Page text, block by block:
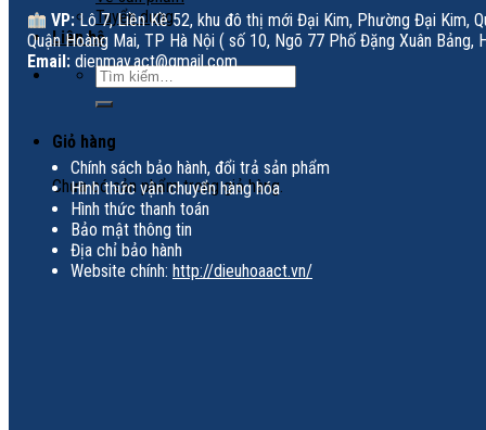
Tuyển dụng
Liên hệ
Tìm
kiếm:
Giỏ hàng
Chưa có sản phẩm trong giỏ hàng.
VP:Lô 7, Liền Kề 52, khu đô thị mới Đại Kim, Phường Đại Kim,
Quận Hoàng Mai, TP Hà Nội ( số 10, Ngõ 77 Phố Đặng Xuân Bảng,
Email: dienmay.act@gmail.com
Chính sách bảo hành, đổi trả sản phẩm
Hình thức vận chuyển hàng hóa
Hình thức thanh toán
Bảo mật thông tin
Địa chỉ bảo hành
Website chính: http://dieuhoaact.vn/